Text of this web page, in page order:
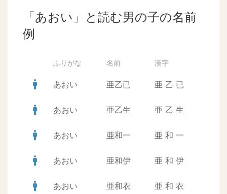
「あおい」と読む男の子の名前
例
ふりがな 名前 漢字
man あおい 亜乙已 亜 乙 已
man あおい 亜乙生 亜 乙 生
man あおい 亜和一 亜 和 一
man あおい 亜和伊 亜 和 伊
man あおい 亜和衣 亜 和 衣